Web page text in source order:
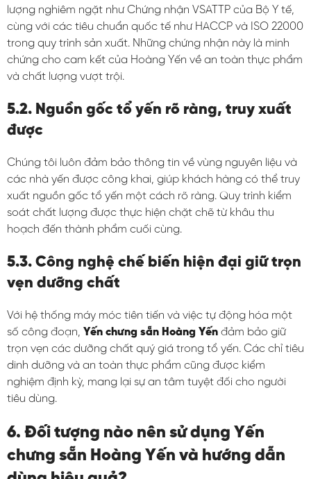
lượng nghiêm ngặt như Chứng nhận VSATTP của Bộ Y tế,
cùng với các tiêu chuẩn quốc tế như HACCP và ISO 22000
trong quy trình sản xuất. Những chứng nhận này là minh
chứng cho cam kết của Hoàng Yến về an toàn thực phẩm
và chất lượng vượt trội.
5.2. Nguồn gốc tổ yến rõ ràng, truy xuất
được
Chúng tôi luôn đảm bảo thông tin về vùng nguyên liệu và
các nhà yến được công khai, giúp khách hàng có thể truy
xuất nguồn gốc tổ yến một cách rõ ràng. Quy trình kiểm
soát chất lượng được thực hiện chặt chẽ từ khâu thu
hoạch đến thành phẩm cuối cùng.
5.3. Công nghệ chế biến hiện đại giữ trọn
vẹn dưỡng chất
Với hệ thống máy móc tiên tiến và việc tự động hóa một
số công đoạn, Yến chưng sẵn Hoàng Yến đảm bảo giữ
trọn vẹn các dưỡng chất quý giá trong tổ yến. Các chỉ tiêu
dinh dưỡng và an toàn thực phẩm cũng được kiểm
nghiệm định kỳ, mang lại sự an tâm tuyệt đối cho người
tiêu dùng.
6. Đối tượng nào nên sử dụng Yến
chưng sẵn Hoàng Yến và hướng dẫn